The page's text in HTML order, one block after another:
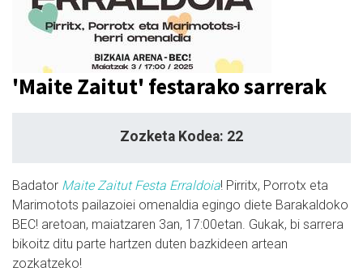
'Maite Zaitut' festarako sarrerak
Zozketa Kodea: 22
Badator Maite Zaitut Festa Erraldoia! Pirritx, Porrotx eta
Marimotots pailazoiei omenaldia egingo diete Barakaldoko
BEC! aretoan, maiatzaren 3an, 17:00etan. Gukak, bi sarrera
bikoitz ditu parte hartzen duten bazkideen artean
zozkatzeko!